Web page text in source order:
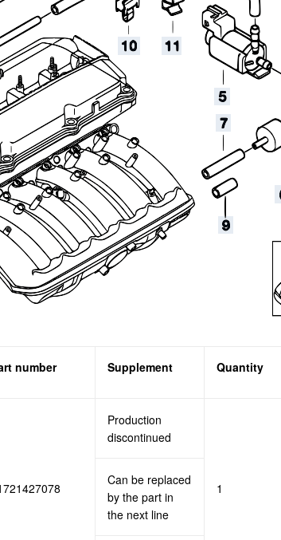
number Supplement Quantity
Production
discontinued
1
Can be replaced
by the part in
the next line